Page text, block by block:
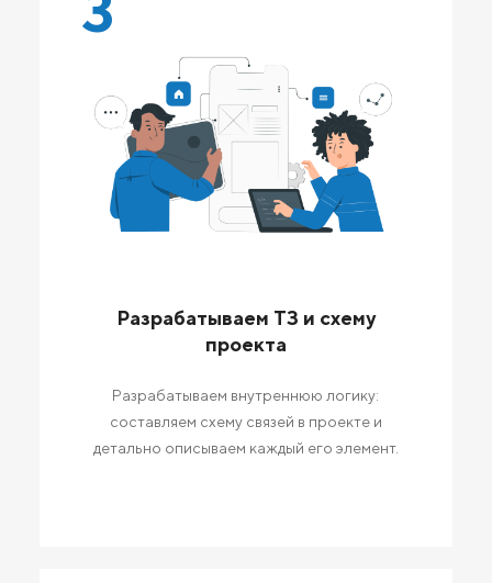
Разрабатываем ТЗ и схему
проекта
Разрабатываем внутреннюю логику:
составляем схему связей в проекте и
детально описываем каждый его элемент.